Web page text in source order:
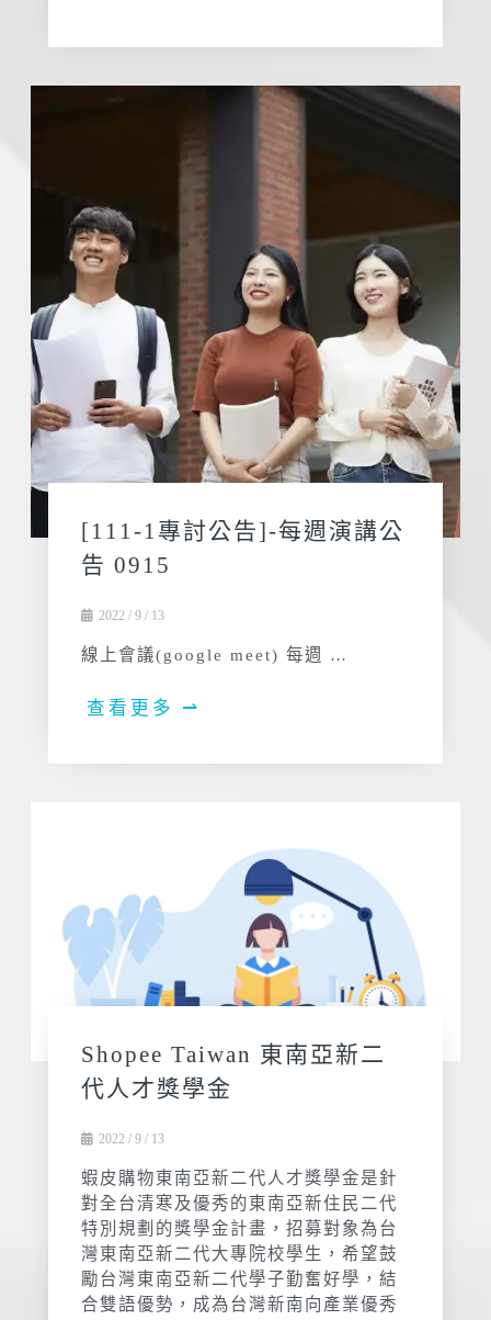
[111-1專討公告]-每週演講公
告 0915
2022 / 9 / 13
線上會議(google meet) 每週 …
查看更多 ⇀
Shopee Taiwan 東南亞新二
代人才獎學金
2022 / 9 / 13
蝦皮購物東南亞新二代人才獎學金是針
對全台清寒及優秀的東南亞新住民二代
特別規劃的獎學金計畫，招募對象為台
灣東南亞新二代大專院校學生，希望鼓
勵台灣東南亞新二代學子勤奮好學，結
合雙語優勢，成為台灣新南向產業優秀